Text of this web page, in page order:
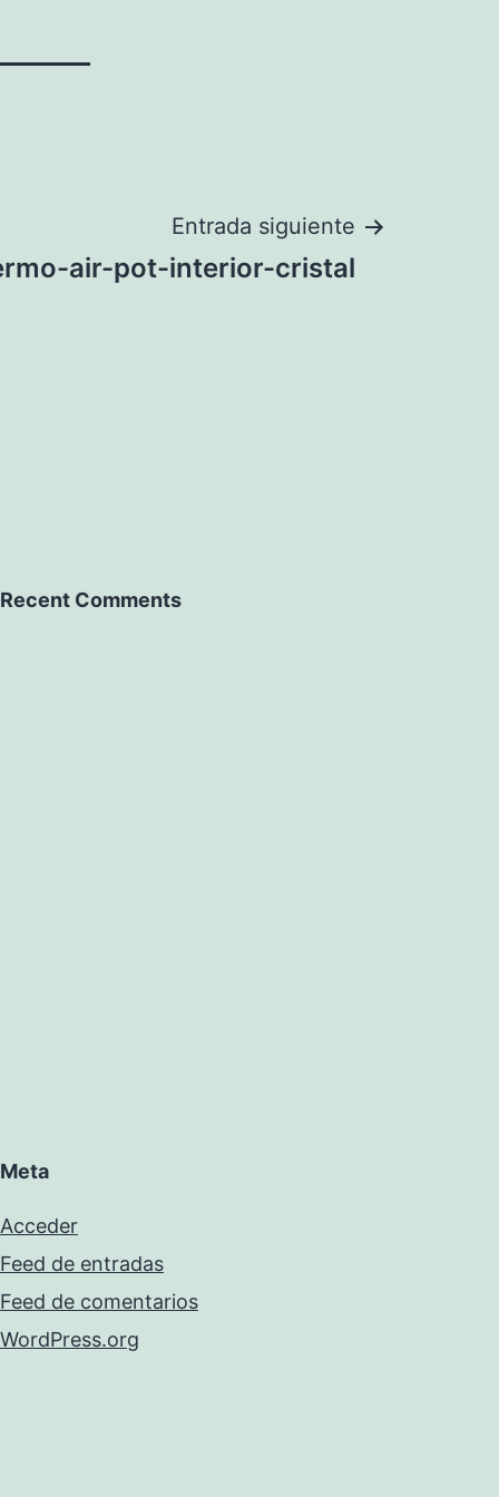
Entrada siguiente
air-pot-interior-cristal
Recent Comments
Meta
Acceder
Feed de entradas
Feed de comentarios
WordPress.org